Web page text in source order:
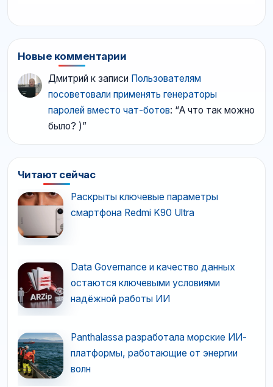
Новые комментарии
Дмитрий к записи Пользователям
посоветовали применять генераторы
паролей вместо чат-ботов: “А что так можно
было? )”
Читают сейчас
Раскрыты ключевые параметры
смартфона Redmi K90 Ultra
Data Governance и качество данных
остаются ключевыми условиями
надёжной работы ИИ
Panthalassa разработала морские ИИ-
платформы, работающие от энергии
волн